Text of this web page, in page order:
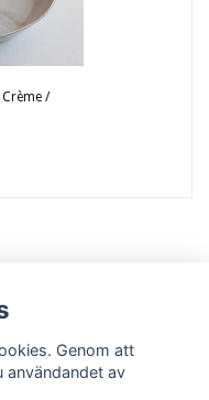
/
Genom att
användandet av